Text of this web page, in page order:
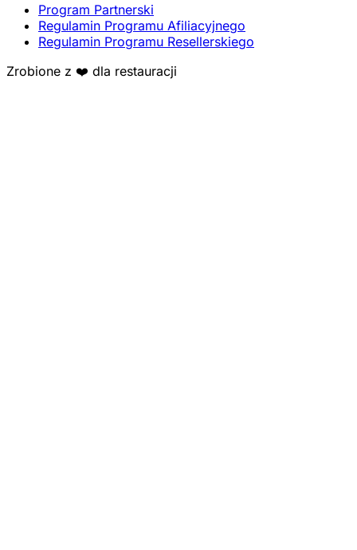
Program Partnerski
Regulamin Programu Afiliacyjnego
Regulamin Programu Resellerskiego
Zrobione z ❤️ dla restauracji